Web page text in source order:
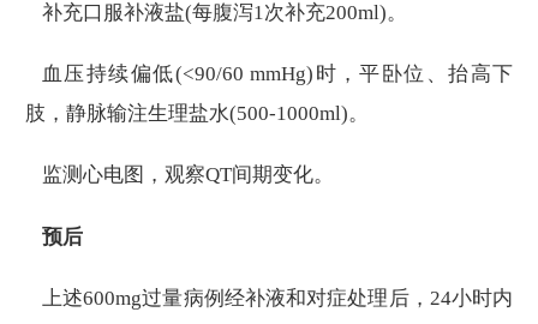
补充口服补液盐(每腹泻1次补充200ml)。
血压持续偏低(<90/60 mmHg)时，平卧位、抬高下
肢，静脉输注生理盐水(500-1000ml)。
监测心电图，观察QT间期变化。
预后
上述600mg过量病例经补液和对症处理后，24小时内